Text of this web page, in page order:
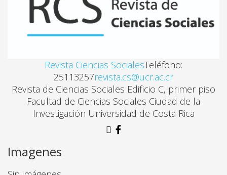
Fernando Ramirez, Flor de Ma. Chacon
Mariana Iglesias, Pilar Cisneros
Revista Ciencias SocialesTeléfono:
25113257revista.cs@ucr.ac.cr
Revista de Ciencias Sociales Edificio C, primer piso
Facultad de Ciencias Sociales Ciudad de la
Investigación Universidad de Costa Rica
Imagenes